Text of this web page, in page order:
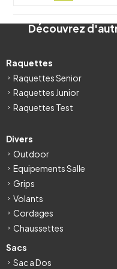
Découvrez
Raquettes
Raquettes Senior
Raquettes Junior
Raquettes Test
Divers
Outdoor
Equipements Salle
Grips
Volants
Cordages
Chaussettes
Sacs
Sac a Dos